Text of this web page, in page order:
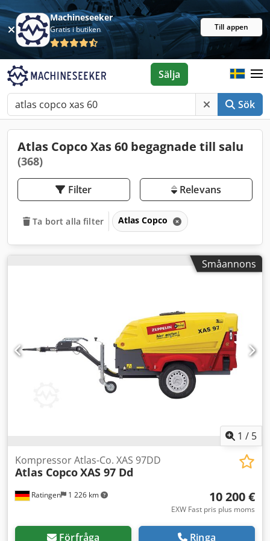
Machineseeker
Gratis i butiken Till appen
Sök
Sälja
Atlas Copco Xas 60 begagnade till salu
(368)
Filter Relevans
Ta bort alla filter Atlas Copco
Småannons
1 / 5
Ratingen 1 226 km
Kompressor Atlas-Co. XAS 97DD
Atlas CopcoXAS 97 Dd
10 200 €
EXW Fast pris plus moms
Förfråga Ringa